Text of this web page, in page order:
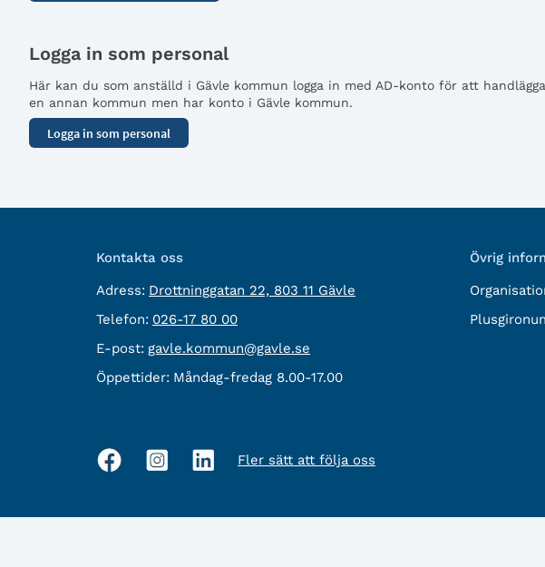
Logga in som personal
Här kan du som anställd i Gävle kommun logga in med AD-konto för att
en annan kommun men har konto i Gävle kommun.
Kontakta oss
Adress: besöksadress:
Drottninggatan 22, 803 11 Gävle
Telefon: Telefon:
026-17 80 00
E-post: E-
post:
gavle.kommun@gavle.se
Öppettider: Måndag-fredag 8.00-17.00
Övrig
Sociala
Fler sätt att följa oss